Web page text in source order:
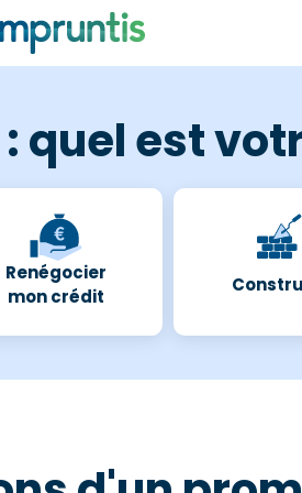
quel est
Renégocier
mon crédit